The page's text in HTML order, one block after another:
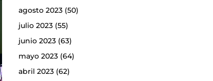
agosto 2023(50)
julio 2023(55)
junio 2023(63)
mayo 2023(64)
abril 2023(62)